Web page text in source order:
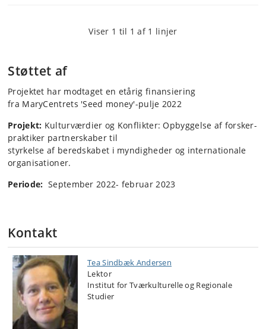
Viser 1 til 1 af 1 linjer
Støttet af
Projektet har modtaget en etårig finansiering
fra MaryCentrets 'Seed money'-pulje 2022
Projekt: Kulturværdier og Konflikter: Opbyggelse af forsker-
praktiker partnerskaber til
styrkelse af beredskabet i myndigheder og internationale
organisationer.
Periode: September 2022- februar 2023
Kontakt
Tea Sindbæk Andersen
Lektor
Institut for Tværkulturelle og Regionale
Studier